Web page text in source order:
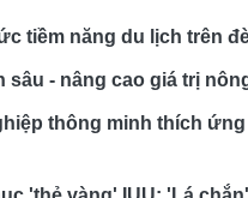
tiềm năng du lịch trên
sâu - nâng cao giá trị
thông minh thích